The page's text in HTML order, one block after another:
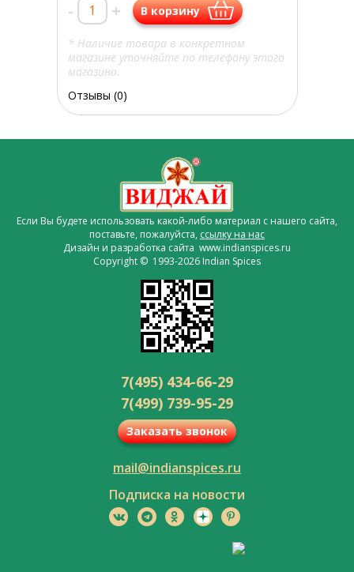
- + В корзину
* Наличие товара в конкретном
магазине уточняйте по телефону этого
магазина.
Отзывы (0)
Если Вы будете использовать какой-либо материал с нашего сайта,
поставьте, пожалуйста, ссылку на нас
Дизайн и разработка сайта www.indianspices.ru
Copyright © 1993-2026 Indian Spices
7(495) 434-66-29
7(499) 739-95-29
Заказать звонок
mail@indianspices.ru
Подписка на новости